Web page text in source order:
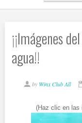
¡¡Imágenes
agua!!
by Winx Club All
(Haz clic en las